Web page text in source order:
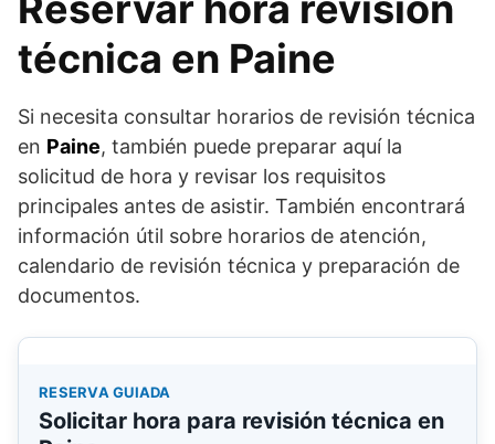
técnica en Paine
Si necesita consultar horarios de revisión técnica
en Paine, también puede preparar aquí la
solicitud de hora y revisar los requisitos
principales antes de asistir. También encontrará
información útil sobre horarios de atención,
calendario de revisión técnica y preparación de
documentos.
RESERVA GUIADA
Solicitar hora para revisión técnica en